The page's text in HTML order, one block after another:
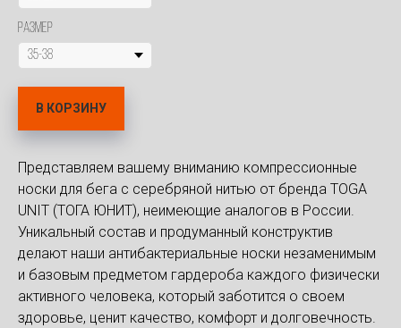
Размер
В КОРЗИНУ
Представляем вашему вниманию компрессионные
носки для бега с серебряной нитью от бренда TOGA
UNIT (ТОГА ЮНИТ), неимеющие аналогов в России.
Уникальный состав и продуманный конструктив
делают наши антибактериальные носки незаменимым
и базовым предметом гардероба каждого физически
активного человека, который заботится о своем
здоровье, ценит качество, комфорт и долговечность.